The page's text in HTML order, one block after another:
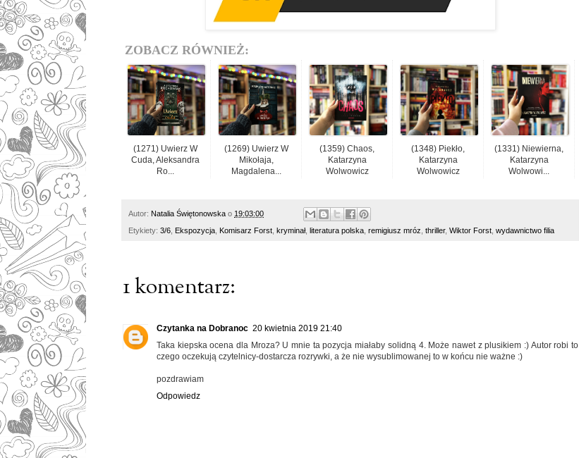
ZOBACZ RÓWNIEŻ:
(1271) Uwierz W
Cuda, Aleksandra
Ro...
(1269) Uwierz W
Mikołaja,
Magdalena...
(1359) Chaos,
Katarzyna
Wolwowicz
(1348) Piekło,
Katarzyna
Wolwowicz
(1331) Niewierna,
Katarzyna
Wolwowi...
Autor: Natalia Świętonowska o 19:03:00
Etykiety: 3/6 Ekspozycja Komisarz Forst kryminał, literatura polska remigiusz mróz thriller, Wiktor Forst wydawnictwo filia
1 komentarz:
Czytanka na Dobranoc 20 kwietnia 2019 21:40
Taka kiepska ocena dla Mroza? U mnie ta pozycja miałaby solidną 4. Może nawet z plusikiem :) Autor robi to
czego oczekują czytelnicy-dostarcza rozrywki, a że nie wysublimowanej to w końcu nie ważne :)
pozdrawiam
Odpowiedz